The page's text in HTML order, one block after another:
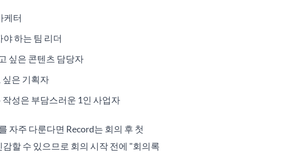
케터
하는 팀 리더
싶은 콘텐츠 담당자
싶은 기획자
성은 부담스러운 1인 사업자
자주 다룬다면 Record는 회의 후 첫
할 수 있으므로 회의 시작 전에 "회의록